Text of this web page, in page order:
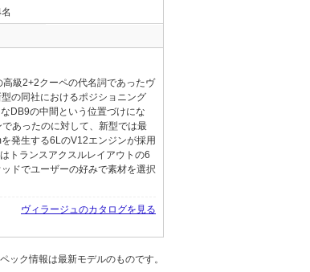
級2+2クーペの代名詞であったヴ
の同社におけるポジショニング
DB9の中間という位置づけにな
あったのに対して、新型では最
発生する6LのV12エンジンが採用
トランスアクスルレイアウトの6
ドでユーザーの好みで素材を選択
ヴィラージュのカタログを見る
ック情報は最新モデルのものです。